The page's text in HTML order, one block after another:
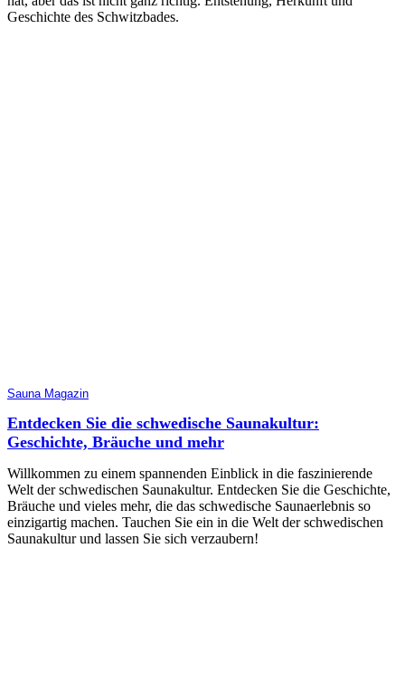
Geschichte des Schwitzbades.
Sauna Magazin
Entdecken Sie die schwedische Saunakultur:
Geschichte, Bräuche und mehr
Willkommen zu einem spannenden Einblick in die faszinierende
Welt der schwedischen Saunakultur. Entdecken Sie die Geschichte,
Bräuche und vieles mehr, die das schwedische Saunaerlebnis so
einzigartig machen. Tauchen Sie ein in die Welt der schwedischen
Saunakultur und lassen Sie sich verzaubern!